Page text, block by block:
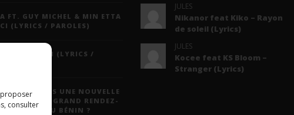
proposer
consulter
FT. GUY MICHEL & MIN ETTA
(LYRICS / PAROLES)
JAY – MAYAH (LYRICS /
DAYS : VERS UNE NOUVELLE
POUR LE GRAND RENDEZ-
CULTUREL DU BÉNIN ?
JULES
Nikanor feat Kiko – Rayon
de soleil (Lyrics)
JULES
Kocee feat KS Bloom –
Stranger (Lyrics)